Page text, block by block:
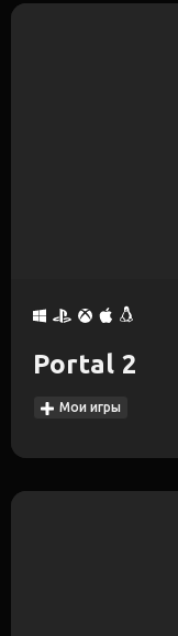
Portal 2
Мои игры